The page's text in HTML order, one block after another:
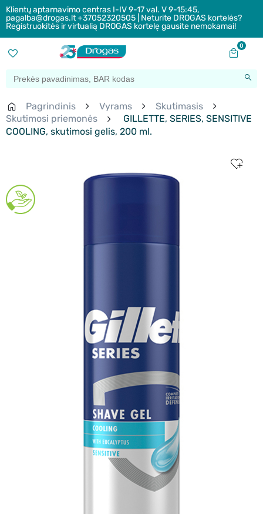
Klientų aptarnavimo centras I-IV 9-17 val. V 9-15:45,
pagalba@drogas.lt +37052320505 | Neturite DROGAS kortelės?
Registruokitės ir virtualią DROGAS kortelę gausite nemokamai!
0
Pagrindinis Vyrams
Skutimasis
Skutimosi priemonės
GILLETTE, SERIES, SENSITIVE
COOLING, skutimosi gelis, 200 ml.